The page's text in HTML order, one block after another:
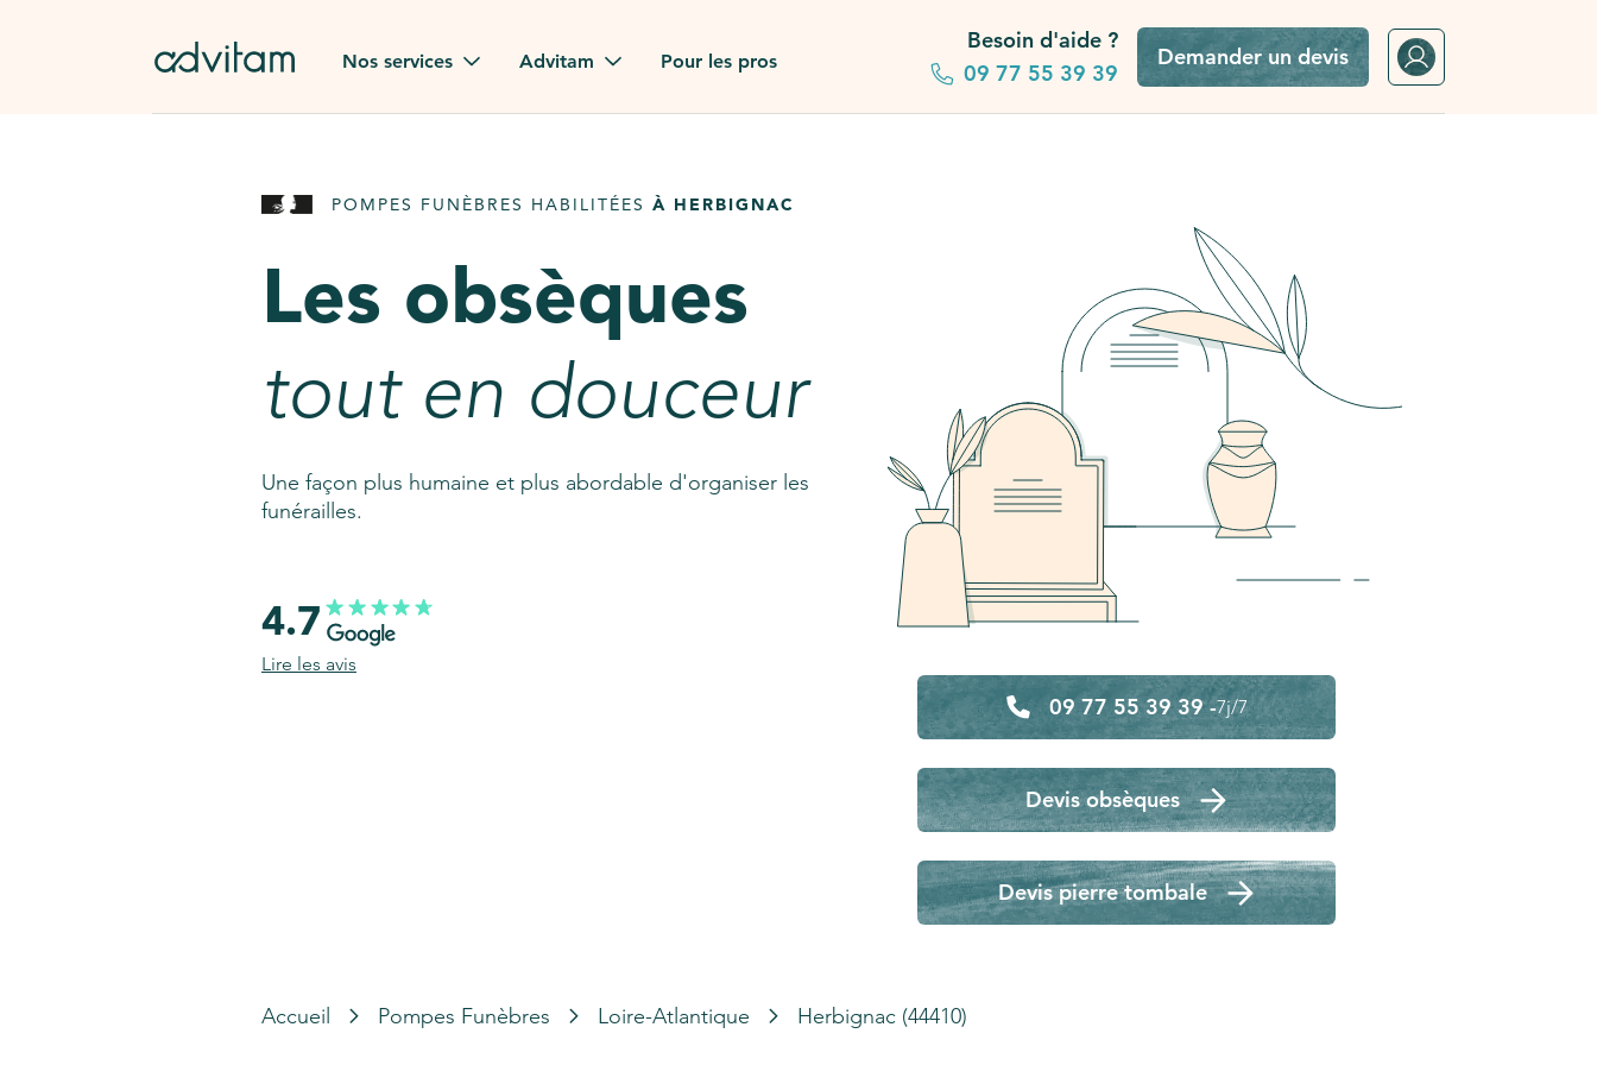
Nos services
Rapatriement à
Pierre tombale
AssistGPT
Nos services en plus
Advitam
Advitam dans la presse
Consultez notre FAQ
Pour les pros
Besoin d'aide ?
09 77 55 39 39
Demander un devis
POMPES FUNÈBRES HABILITÉES À HERBIGNAC
Les obsèques
tout en douceur
Une façon plus humaine et plus abordable d'organiser les
funérailles.
09 77 55 39 39 -7j/7
Devis obsèques
Devis pierre tombale
4.7
Lire les avis
Accueil Pompes Funèbres Loire-Atlantique Herbignac (44410)